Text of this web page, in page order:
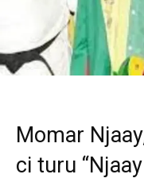
Momar
ci turu